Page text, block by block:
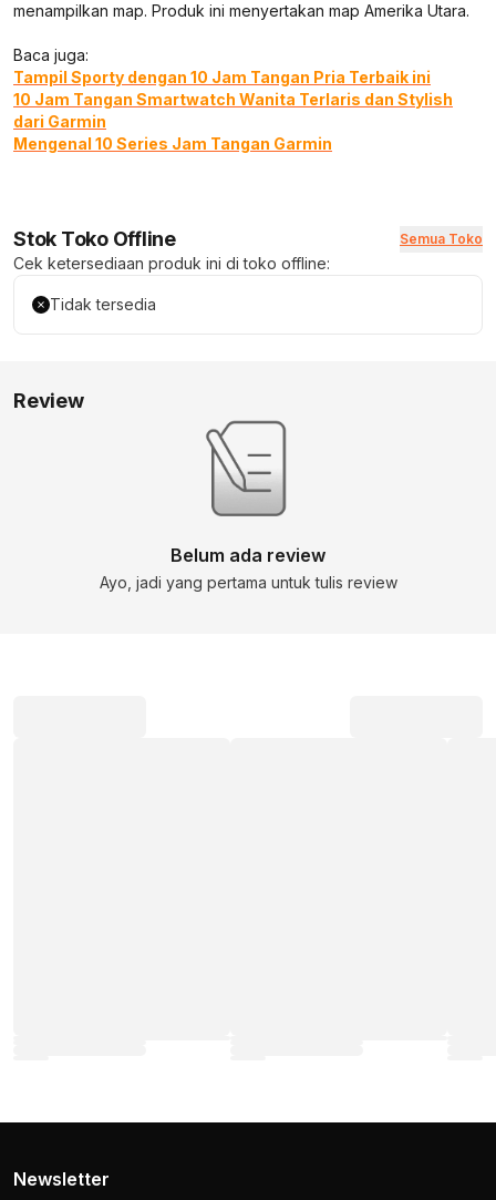
Newsletter
menampilkan map. Produk ini menyertakan map Amerika Utara.
Baca juga:
Tampil Sporty dengan 10 Jam Tangan Pria Terbaik ini
10 Jam Tangan Smartwatch Wanita Terlaris dan Stylish
dari Garmin
Mengenal 10 Series Jam Tangan Garmin
Stok Toko Offline Semua Toko
Cek ketersediaan produk ini di toko offline:
Tidak tersedia
Review
Belum ada review
Ayo, jadi yang pertama untuk tulis review